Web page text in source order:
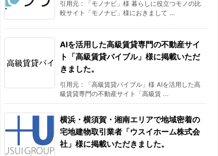
引用元：「モノナビ」様 暮らしに役立つモノの比
較サイト「モノナビ」様におきまして ...
AIを活用した高級賃貸専門の不動産サイ
ト「高級賃貸バイブル」様に掲載いただ
きました。
引用元：「高級賃貸バイブル」様 AIを活用した高
級賃貸専門の不動産サイト「高級賃 ...
横浜・横須賀・湘南エリアで地域密着の
宅地建物取引業者「ウスイホーム株式会
社」様に掲載いただきました。